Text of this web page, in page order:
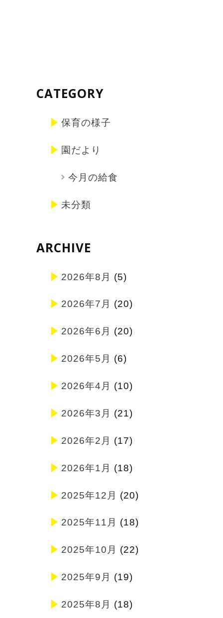
CATEGORY
保育の様子
園だより
今月の給食
未分類
ARCHIVE
2026年8月 (5)
2026年7月 (20)
2026年6月 (20)
2026年5月 (6)
2026年4月 (10)
2026年3月 (21)
2026年2月 (17)
2026年1月 (18)
2025年12月 (20)
2025年11月 (18)
2025年10月 (22)
2025年9月 (19)
2025年8月 (18)